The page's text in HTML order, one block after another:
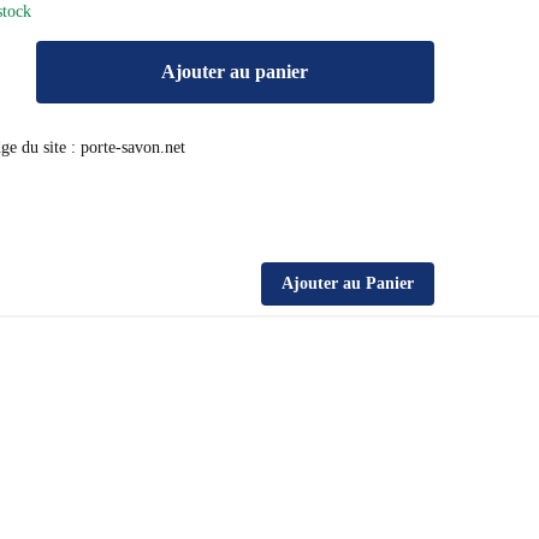
Ajouter au panier
Ajouter au Panier